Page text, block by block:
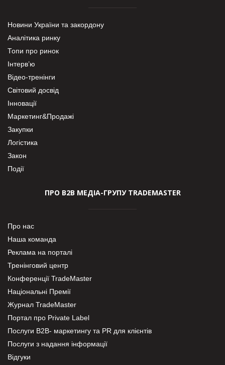
Новини України та закордону
Аналітика ринку
Топи про ринок
Інтерв’ю
Відео-тренінги
Світовий досвід
Інновації
Маркетинг&Продажі
Закупки
Логістика
Закон
Події
ПРО В2В МЕДІА-ГРУПУ TRADEMASTER
Про нас
Наша команда
Реклама на порталі
Тренінговий центр
Конференції TradeMaster
Національні Премії
Журнал TradeMaster
Портал про Private Label
Послуги В2В- маркетингу та PR для клієнтів
Послуги з надання інформації
Відгуки